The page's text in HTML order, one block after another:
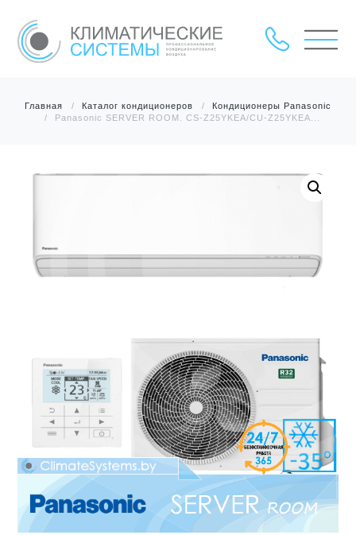
Главная Каталог кондиционеров
Кондиционеры Panasonic
Panasonic SERVER ROOM. CS-Z25YKEA/CU-Z25YKEA...